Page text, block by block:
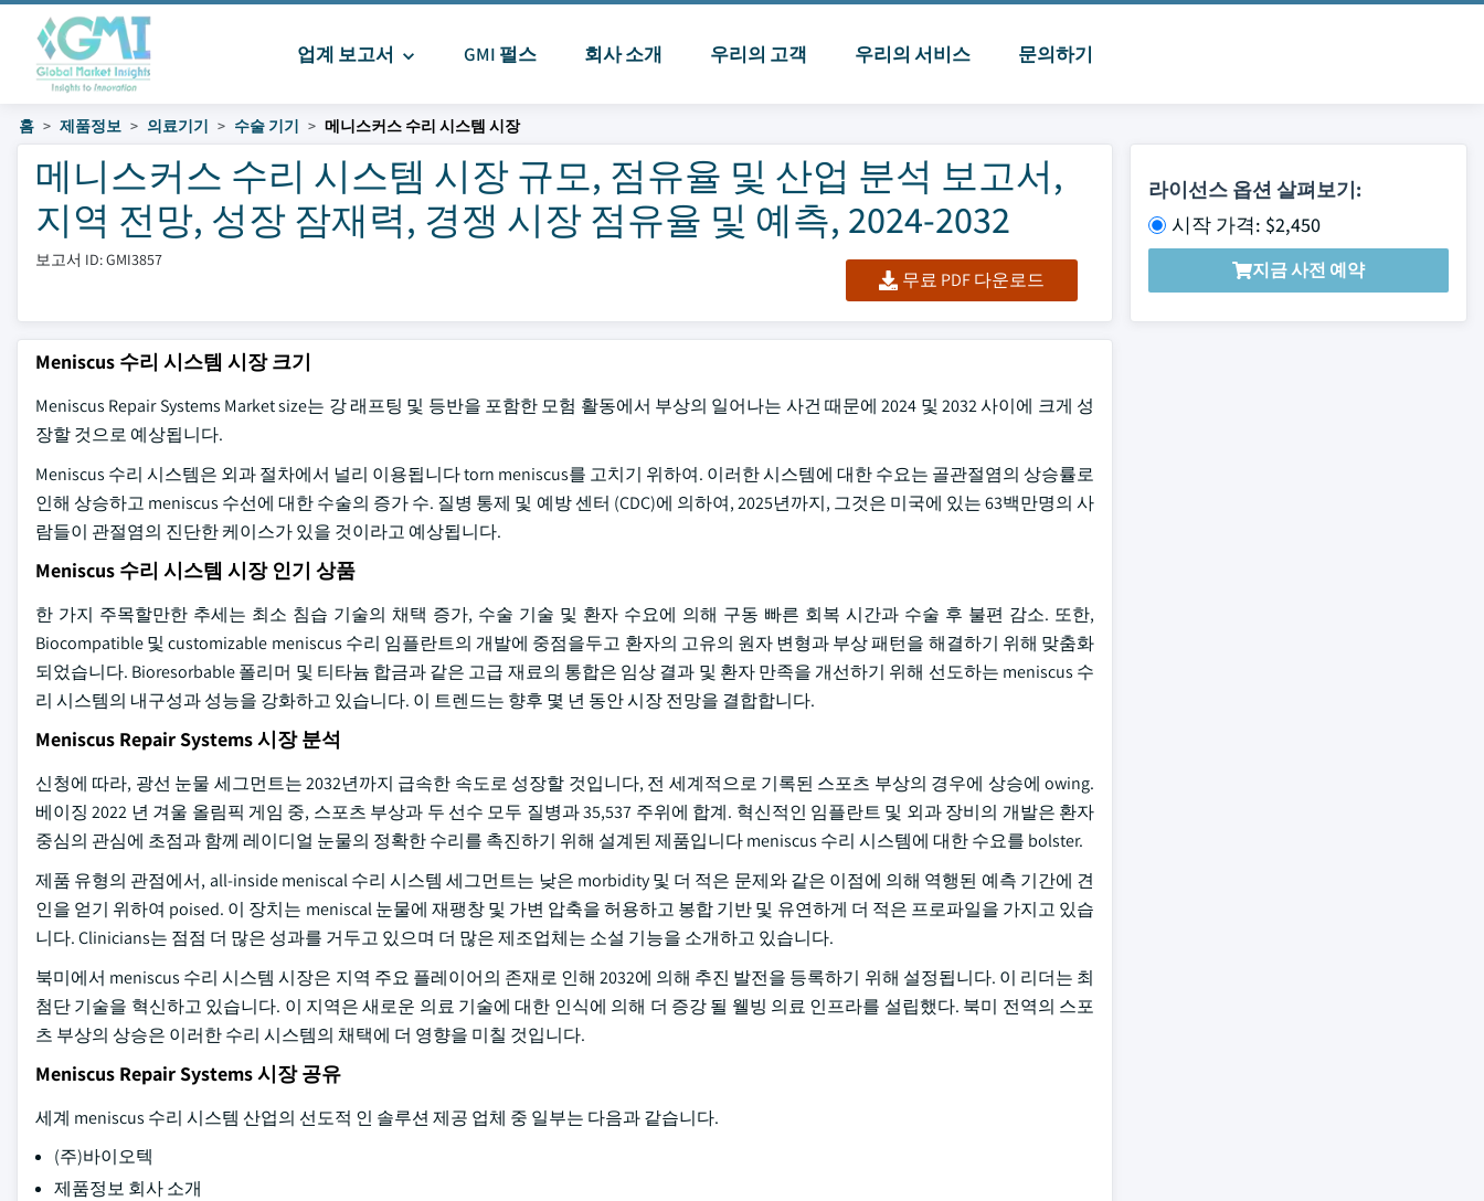
업계 보고서 GMI 펄스 회사 소개 우리의 고객 우리의 서비스 문의하기
홈 제품정보 의료기기 수술 기기 메니스커스 수리 시스템 시장
메니스커스 수리 시스템 시장 규모, 점유율 및 산업 분석 보고서,
지역 전망, 성장 잠재력, 경쟁 시장 점유율 및 예측, 2024-2032
보고서 ID: GMI3857
무료 PDF 다운로드
라이선스 옵션 살펴보기:
시작 가격: $2,450
지금 사전 예약
Meniscus 수리 시스템 시장 크기
Meniscus Repair Systems Market size는 강 래프팅 및 등반을 포함한 모험 활동에서 부상의 일어나는 사건 때문에 2024 및 2032 사이에 크게 성
장할 것으로 예상됩니다.
Meniscus 수리 시스템은 외과 절차에서 널리 이용됩니다 torn meniscus를 고치기 위하여. 이러한 시스템에 대한 수요는 골관절염의 상승률로
인해 상승하고 meniscus 수선에 대한 수술의 증가 수. 질병 통제 및 예방 센터 (CDC)에 의하여, 2025년까지, 그것은 미국에 있는 63백만명의 사
람들이 관절염의 진단한 케이스가 있을 것이라고 예상됩니다.
Meniscus 수리 시스템 시장 인기 상품
한 가지 주목할만한 추세는 최소 침습 기술의 채택 증가, 수술 기술 및 환자 수요에 의해 구동 빠른 회복 시간과 수술 후 불편 감소. 또한,
Biocompatible 및 customizable meniscus 수리 임플란트의 개발에 중점을두고 환자의 고유의 원자 변형과 부상 패턴을 해결하기 위해 맞춤화
되었습니다. Bioresorbable 폴리머 및 티타늄 합금과 같은 고급 재료의 통합은 임상 결과 및 환자 만족을 개선하기 위해 선도하는 meniscus 수
리 시스템의 내구성과 성능을 강화하고 있습니다. 이 트렌드는 향후 몇 년 동안 시장 전망을 결합합니다.
Meniscus Repair Systems 시장 분석
신청에 따라, 광선 눈물 세그먼트는 2032년까지 급속한 속도로 성장할 것입니다, 전 세계적으로 기록된 스포츠 부상의 경우에 상승에 owing.
베이징 2022 년 겨울 올림픽 게임 중, 스포츠 부상과 두 선수 모두 질병과 35,537 주위에 합계. 혁신적인 임플란트 및 외과 장비의 개발은 환자
중심의 관심에 초점과 함께 레이디얼 눈물의 정확한 수리를 촉진하기 위해 설계된 제품입니다 meniscus 수리 시스템에 대한 수요를 bolster.
제품 유형의 관점에서, all-inside meniscal 수리 시스템 세그먼트는 낮은 morbidity 및 더 적은 문제와 같은 이점에 의해 역행된 예측 기간에 견
인을 얻기 위하여 poised. 이 장치는 meniscal 눈물에 재팽창 및 가변 압축을 허용하고 봉합 기반 및 유연하게 더 적은 프로파일을 가지고 있습
니다. Clinicians는 점점 더 많은 성과를 거두고 있으며 더 많은 제조업체는 소설 기능을 소개하고 있습니다.
북미에서 meniscus 수리 시스템 시장은 지역 주요 플레이어의 존재로 인해 2032에 의해 추진 발전을 등록하기 위해 설정됩니다. 이 리더는 최
첨단 기술을 혁신하고 있습니다. 이 지역은 새로운 의료 기술에 대한 인식에 의해 더 증강 될 웰빙 의료 인프라를 설립했다. 북미 전역의 스포
츠 부상의 상승은 이러한 수리 시스템의 채택에 더 영향을 미칠 것입니다.
Meniscus Repair Systems 시장 공유
세계 meniscus 수리 시스템 산업의 선도적 인 솔루션 제공 업체 중 일부는 다음과 같습니다.
(주)바이오텍
제품정보 회사 소개